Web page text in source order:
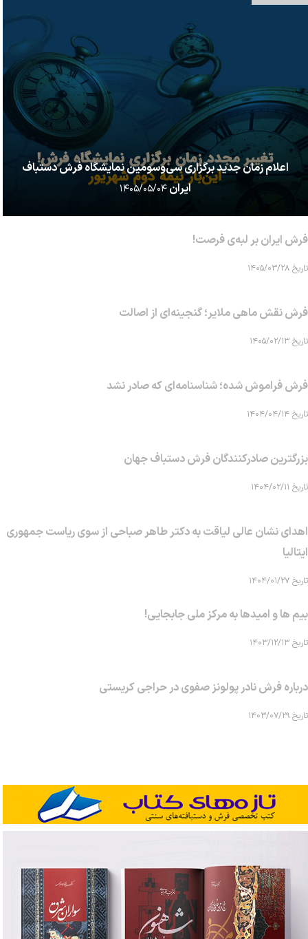
اعلام زمان جدید برگزاری سی‌وسومین نمایشگاه فرش دستباف
ایران۱۴۰۵/۰۵/۰۴
فرش ایران بر لبه‌ی فرصت!
تاریخ ۱۴۰۵/۰۳/۲۸
فرش نقش ماهی‌ ملایر؛ گنجینه‌ای از اصالت
تاریخ ۱۴۰۵/۰۲/۱۳
فرش فراموش شده؛ شناسنامه‌ای که صادر نشد
تاریخ ۱۴۰۴/۰۴/۱۴
بزرگترین صادرکنندگان فرش دستباف جهان
تاریخ ۱۴۰۴/۰۲/۱۱
اهدای نشان عالی لیاقت به دکتر طاهر صباحی از سوی ریاست جمهوری
ایتالیا
تاریخ ۱۴۰۴/۰۱/۲۷
بیم ها و امیدها به مرکز ملی جابجایی!
تاریخ ۱۴۰۳/۱۲/۱۳
درباره فرش نادر پولونز صفوی در حراجی کریستی
تاریخ ۱۴۰۳/۰۷/۲۹